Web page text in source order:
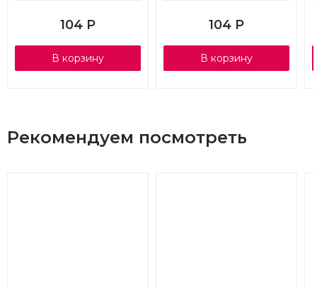
104 Р
В корзину
104 Р
В корзину
Рекомендуем посмотреть